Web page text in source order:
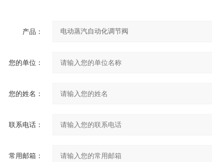
产品：
您的单位：
您的姓名：
联系电话：
常用邮箱：